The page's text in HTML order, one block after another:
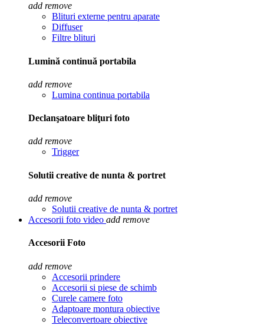
add remove
Blituri externe pentru aparate
Diffuser
Filtre blituri
Lumină continuă portabila
add remove
Lumina continua portabila
Declanşatoare bliţuri foto
add remove
Trigger
Solutii creative de nunta & portret
add remove
Solutii creative de nunta & portret
Accesorii foto video add remove
Accesorii Foto
add remove
Accesorii prindere
Accesorii si piese de schimb
Curele camere foto
Adaptoare montura obiective
Teleconvertoare obiective